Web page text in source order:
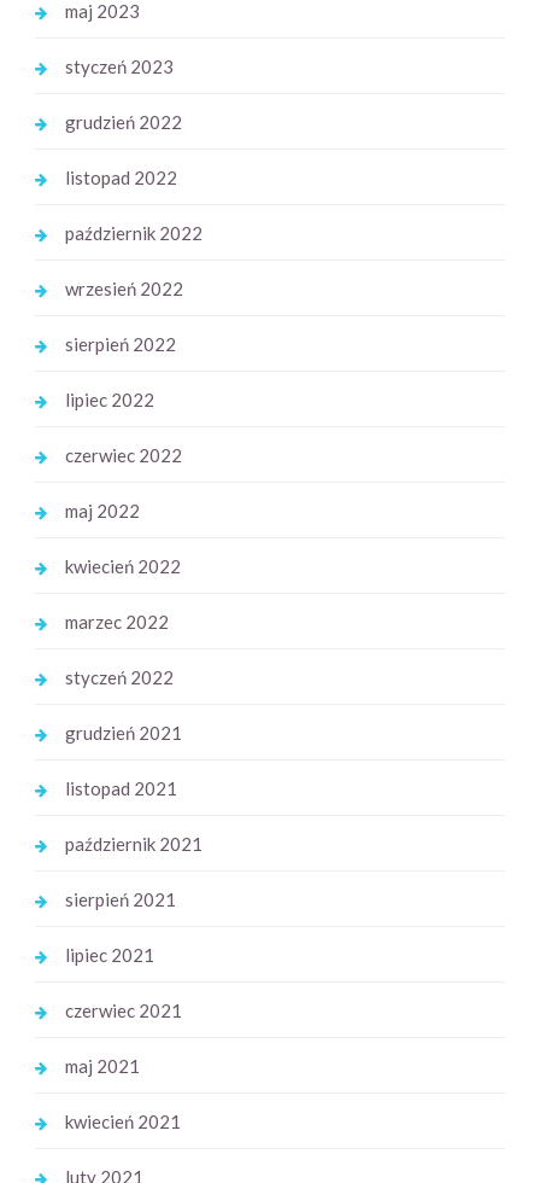
maj 2023
styczeń 2023
grudzień 2022
listopad 2022
październik 2022
wrzesień 2022
sierpień 2022
lipiec 2022
czerwiec 2022
maj 2022
kwiecień 2022
marzec 2022
styczeń 2022
grudzień 2021
listopad 2021
październik 2021
sierpień 2021
lipiec 2021
czerwiec 2021
maj 2021
kwiecień 2021
luty 2021